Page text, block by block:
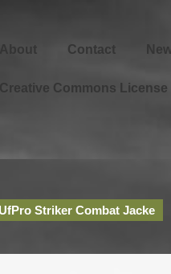
About Contact
Creative Commons License
UfPro Striker Combat Jacke